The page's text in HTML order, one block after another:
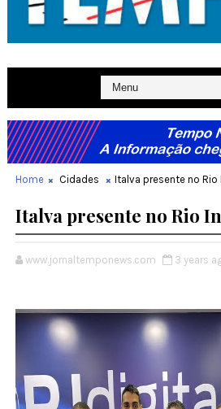
Home Cidades Italva presente no
Italva presente no Rio
www.jornaltemponews.com 3 years